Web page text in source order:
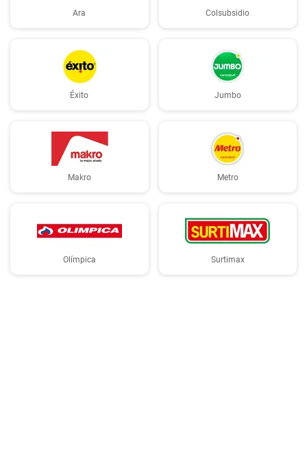
Ara Colsubsidio
Éxito Jumbo
Makro Metro
Olímpica Surtimax